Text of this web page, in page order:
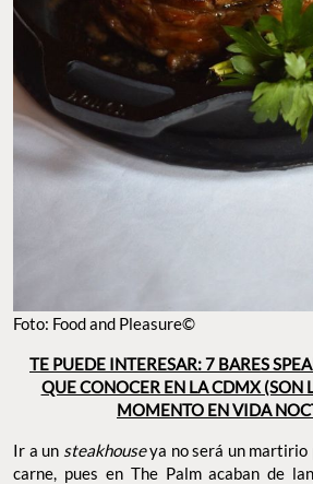
Foto: Food and Pleasure©
TE PUEDE INTERESAR: 7 BARES
QUE CONOCER EN LA CDMX (SON
MOMENTO EN VIDA
Ir a un steakhouseya no será un martirio
carne, pues en The Palm acaban de